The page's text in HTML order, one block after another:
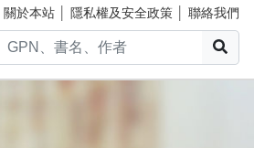
關於本站 隱私權及安全政策 聯絡我們